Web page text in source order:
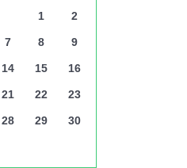
1 2
7 8 9
14 15 16
21 22 23
28 29 30